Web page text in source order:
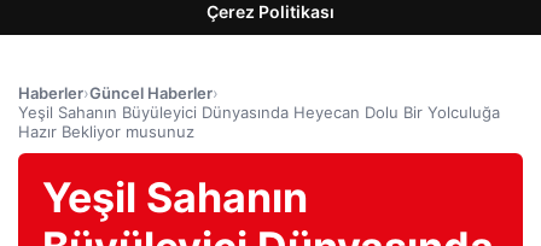
Çerez Politikası
Haberler›Güncel Haberler›
Yeşil Sahanın Büyüleyici Dünyasında Heyecan Dolu Bir Yolculuğa
Hazır Bekliyor musunuz
Yeşil Sahanın